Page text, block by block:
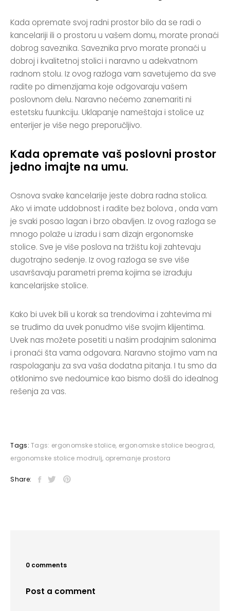
Kada opremate svoj radni prostor bilo da se radi o
kancelariji ili o prostoru u vašem domu, morate pronaći
dobrog saveznika. Saveznika prvo morate pronaći u
dobroj i kvalitetnoj stolici i naravno u adekvatnom
radnom stolu. Iz ovog razloga vam savetujemo da sve
radite po dimenzijama koje odgovaraju vašem
poslovnom delu. Naravno nećemo zanemariti ni
estetsku fuunkciju. Uklapanje nameštaja i stolice uz
enterijer je više nego preporučljivo.
Kada opremate vaš poslovni prostor
jedno imajte na umu.
Osnova svake kancelarije jeste dobra radna stolica.
Ako vi imate uddobnost i radite bez bolova , onda vam
je svaki posao lagan i brzo obavljen. Iz ovog razloga se
mnogo polaže u izradu i sam dizajn ergonomske
stolice. Sve je više poslova na tržištu koji zahtevaju
dugotrajno sedenje. Iz ovog razloga se sve više
usavršavaju parametri prema kojima se izrađuju
kancelarijske stolice.
Kako bi uvek bili u korak sa trendovima i zahtevima mi
se trudimo da uvek ponudmo više svojim klijentima.
Uvek nas možete posetiti u našim prodajnim salonima
i pronaći šta vama odgovara. Naravno stojimo vam na
raspolaganju za sva vaša dodatna pitanja. I tu smo da
otklonimo sve nedoumice kao bismo došli do idealnog
rešenja za vas.
Tags: Tags: ergonomske stolice, ergonomske stolice beograd,
ergonomske stolice modrulj, opremanje prostora
Share:
0 comments
Post a comment